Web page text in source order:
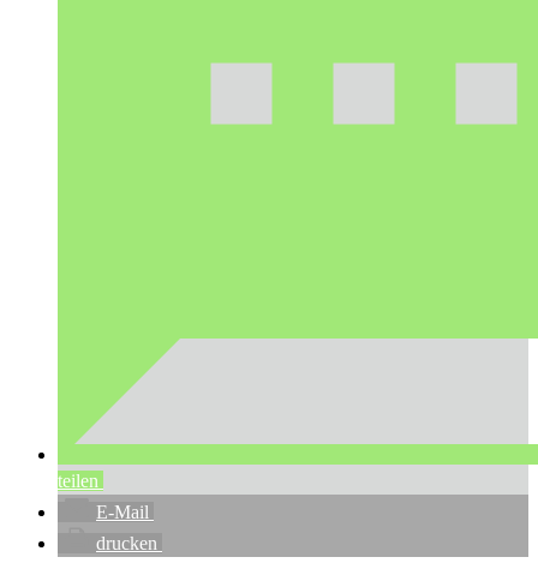
teilen
E-Mail
drucken